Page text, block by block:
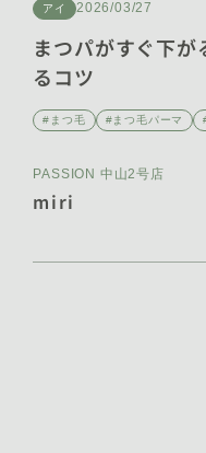
2025年5月 [9]
2025年4月 [3]
2025年3月 [9]
2025年2月 [9]
2024年12月 [7]
アイ 2026/03/27
まつパがすぐ下
るコツ
#まつ毛 #まつ毛パーマ
PASSION 中山2号店
miri